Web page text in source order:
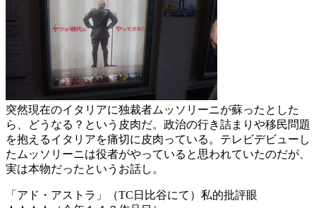
突然現在のイタリアに独裁者ムッソリーニが蘇ったとした
ら、どうなる？という皮肉だ。政治の行き詰まりや移民問題
を抱えるイタリアを痛切に皮肉っている。テレビデビューし
たムッソリーニは役者がやっていると思われていたのだが、
実は本物だったというお話し。
「アド・アストラ」（TC日比谷にて）私的批評眼